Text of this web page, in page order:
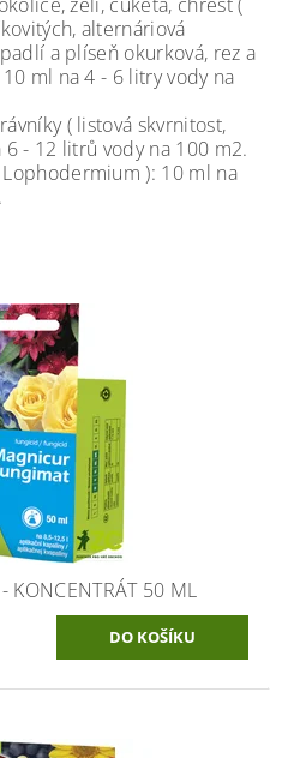
alternáriová
a plíseň okurková, rez a
ml na 4 - 6 litry vody na
( listová skvrnitost,
- 12 litrů vody na 100 m2.
): 10 ml na
KONCENTRÁT 50 ML